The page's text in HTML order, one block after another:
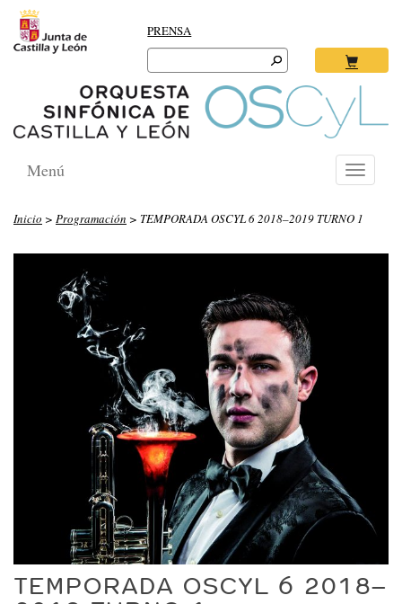
PRENSA
Search
for:
Toggle
Menú
Inicio > Programación > TEMPORADA OSCYL 6 2018–2019 TURNO 1
TEMPORADA OSCYL 6 2018–